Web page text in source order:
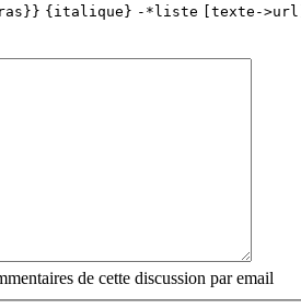
{italique} -*liste [texte->url]
de cette discussion par email